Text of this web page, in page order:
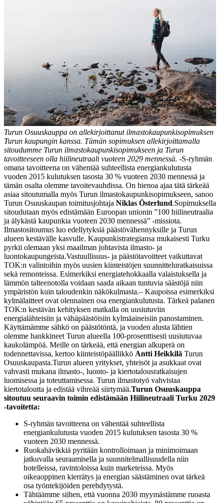
Turun Osuuskauppa on allekirjoittanut ilmastokaupunkisopimuksen
Turun kaupungin kanssa. Tämän sopimuksen allekirjoittamalla
sitoudumme Turun ilmastokaupunkisopimukseen ja Turun
tavoitteeseen olla hiilineutraali vuoteen 2029 mennessä. -S-ryhmän
omana tavoitteena on vähentää suhteellista energiankulutusta
vuoden 2015 kulutuksen tasosta 30 % vuoteen 2030 mennessä ja
tämän osalta olemme tavoitevauhdissa. On hienoa ajaa tätä tärkeää
asiaa sitoutumalla myös Turun ilmastokaupunkisopimukseen, sanoo
Turun Osuuskaupan toimitusjohtaja Niklas Österlund.Sopimuksella
sitoudutaan myös edistämään Euroopan unionin ”100 hiilineutraalia
ja älykästä kaupunkia vuoteen 2030 mennessä” -missiota.
Ilmastositoumus luo edellytyksiä päästövähennyksille ja Turun
alueen kestävälle kasvulle. Kaupunkistrategiansa mukaisesti Turku
pyrkii olemaan yksi maailman johtavista ilmasto- ja
luontokaupungeista.Vastuullisuus- ja päästötavoitteet vaikuttavat
TOK:n valintoihin myös uusien kiinteistöjen suunnitteluratkaisuissa
sekä remonteissa. Esimerkiksi energiatehokkaalla valaistuksella ja
lämmön talteenotolla voidaan saada aikaan tuntuvia säästöjä niin
ympäristön kuin taloudenkin näkökulmasta.– Kaupoissa esimerkiksi
kylmälaitteet ovat olennainen osa energiankulutusta. Tärkeä palanen
TOK:n kestävän kehityksen matkalla on uusiutuviin
energialähteisiin ja vähäpäästöisiin kylmäaineisiin panostaminen.
Käyttämämme sähkö on päästötöntä, ja vuoden alusta lähtien
olemme hankkineet Turun alueella 100-prosenttisesti uusiutuvaa
kaukolämpöä. Meille on tärkeää, että energian alkuperä on
todennettavissa, kertoo kiinteistöpäällikkö Antti Heikkilä Turun
Osuuskaupasta.Turun alueen yritykset, yhteisöt ja asukkaat ovat
vahvasti mukana ilmasto-, luonto- ja kiertotalousratkaisujen
luomisessa ja toteuttamisessa. Turun ilmastotyö vahvistaa
kiertotaloutta ja edistää vihreää siirtymää.Turun Osuuskauppa
sitoutuu seuraavin toimin edistämään Hiilineutraali Turku 2029
-tavoitetta:
S-ryhmän tavoitteena on vähentää suhteellista
energiankulutusta vuoden 2015 kulutuksen tasosta 30 %
vuoteen 2030 mennessä.
Ruokahävikkiä pyritään kontrolloimaan ja minimoimaan
jatkuvalla seuraamisella ja suunnitelmallisuudella niin
hotelleissa, ravintoloissa kuin marketeissa. Myös
oikeaoppinen kierrätys ja energian säästäminen ovat tärkeä
osa työntekijöiden perehdytystä.
Tähtäämme siihen, että vuonna 2030 myymästämme ruoasta